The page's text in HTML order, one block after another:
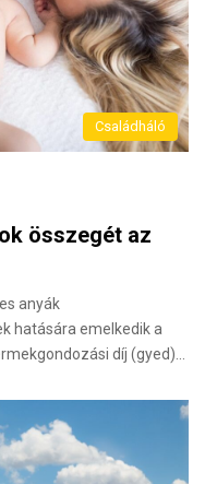
Családháló
összegét az
anyák
hatására emelkedik a
díj (gyed)…